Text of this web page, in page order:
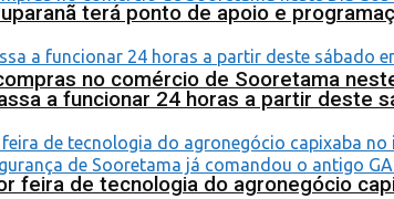
no comércio de Sooretama
terá ponto de apoio e
a funcionar 24 horas a partir deste
feira de tecnologia do agronegócio